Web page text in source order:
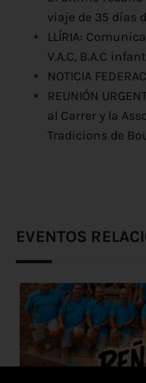
viaje de 35 días
LLÍRIA:
V.A.C, B.A.C
NOTICIA
REUNIÓN
al Carrer y la
Tradicions de
EVENTOS